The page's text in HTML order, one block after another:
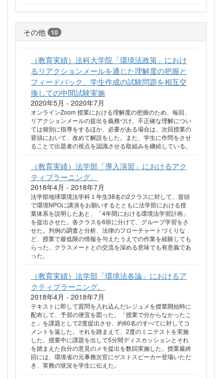
その他 10
（教育実績）法科大学院「環境法政策」におけ
るリアクションメールを通じた理解度の把握と
フィードバック、学生作成の試験問題を相互交
換しての中間試験実施
2020年5月 - 2020年7月
オンラインZoom 授業における理解度の把握のため、毎回、
リアクションメールの提出を義務づけ、不正確な理解につい
ては個別に指導をするほか、必要がある場合は、次回授業の
冒頭において、改めて解説をした。また、学生に作問をさせ
ることで出題者の視点を認識させる取組みを継続している。
（教育実績）法学部「導入演習」におけるアク
ティブラーニング。
2018年4月 - 2018年7月
法学部地球環境法学科１年生38名の2クラスに対して、冒頭
で環境NPOに講演をお願いするとともに法学部における授
業体系を説明したあと、「4年間における環境法学習計画」
を提出させた。各クラスを6班に分けて、グルーブ学習をさ
せた。判例の調査と分析、法律のフローチャートづくりな
ど、授業で最低限の情報を与えたうえでの作業を経験しても
らった。クラスメートとの交流を深める意味でも有意義であ
った。
（教育実績）法学部「環境法各論」におけるア
クティブラーニング。
2018年4月 - 2018年7月
テキストに即して質問を入れ込んだレジュメを授業開始時に
配布して、予習の便宜を図った。「授業で分からなかったこ
と」を課題として2度提出させ、約60名のすべてに対してコ
メントを返した。それを踏まえて、2度のミニテストを実施
した。授業中に課題を出して5分間ディスカッションとそれ
を踏まえた自分の意見のメモ提出を数回実施した。授業最終
回には、環境省の元事務次官にゲストスピーカー登場いただ
き、実務の状況を学生に伝えた。